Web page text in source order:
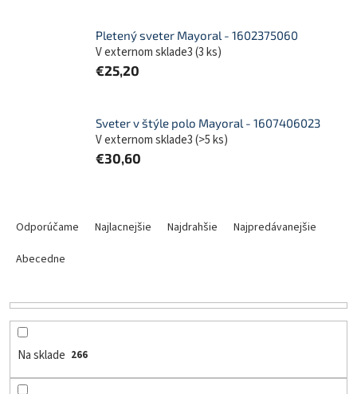
Pletený sveter Mayoral - 1602375060
V externom sklade3(3 ks)
€25,20
Sveter v štýle polo Mayoral - 1607406023
V externom sklade3(>5 ks)
€30,60
e
d
Odporúčame Najlacnejšie Najdrahšie
Najpredávanejšie
Abecedne
Na sklade 266